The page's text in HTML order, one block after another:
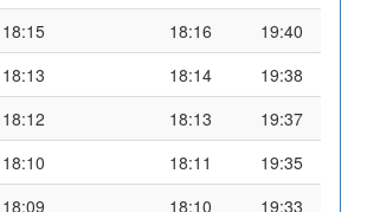
18:15 18:16
19:40
18:13 18:14
19:38
18:12 18:13
19:37
18:10 18:11
19:35
18:09 18:10
19:33